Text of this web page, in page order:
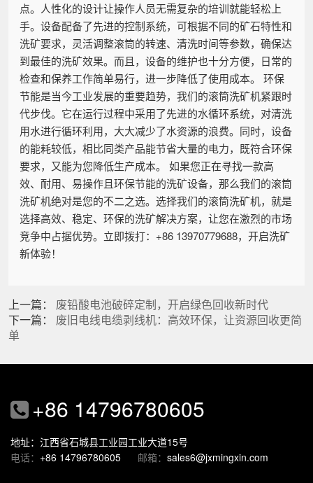
点。人性化的设计让操作人员无需复杂的培训就能轻松上
手。设备配备了先进的控制系统，可根据不同的矿石特性和
洗矿要求，灵活调整滚筒的转速、清洗时间等参数，确保达
到最佳的洗矿效果。而且，设备的维护也十分方便，日常的
检查和保养工作简单易行，进一步降低了使用成本。 环保
节能是当今工业发展的重要趋势，我们的滚筒洗矿机紧跟时
代步伐。它在运行过程中采用了先进的水循环系统，对清洗
用水进行循环利用，大大减少了水资源的浪费。同时，设备
的能耗较低，相比同类产品能节省大量的电力，既符合环保
要求，又能为您降低生产成本。 如果您正在寻找一款高
效、耐用、易操作且环保节能的洗矿设备，那么我们的滚筒
洗矿机绝对是您的不二之选。选择我们的滚筒洗矿机，就是
选择高效、稳定、环保的洗矿解决方案，让您在激烈的市场
竞争中占据优势。立即拨打：+86 13970779688，开启洗矿
新体验！
上一篇： 废铅酸电池破碎定制，开启绿色回收新时代
下一篇： 废旧电线电缆剥线机：高效环保，让资源回收更简
单
+86 14796780605
地址：江西省石城县工业园工业大道15号
电话： +86 14796780605 邮箱： sales6@jxmingxin.com